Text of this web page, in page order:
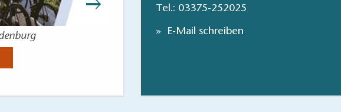
(z.B. Schrank): >150 cm
Zimmers: 84 cm
Parks und Gärten in Brandenburg
Tel.: 03375-252025
E-Mail schreiben